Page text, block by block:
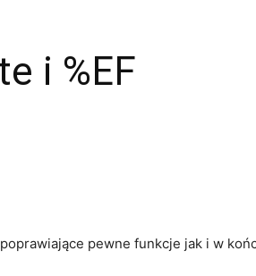
i %EF
pewne funkcje jak i w